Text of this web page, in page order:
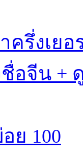
ครึ่งเยอ
อจีน +
ย 100